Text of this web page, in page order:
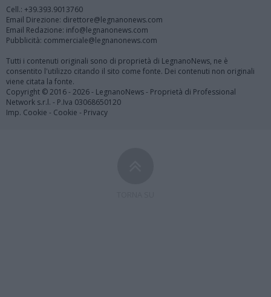
Cell.: +39.393.9013760
Email Direzione: direttore@legnanonews.com
Email Redazione: info@legnanonews.com
Pubblicità: commerciale@legnanonews.com
Tutti i contenuti originali sono di proprietà di LegnanoNews, ne è
consentito l'utilizzo citando il sito come fonte. Dei contenuti non originali
viene citata la fonte.
Copyright © 2016 - 2026 - LegnanoNews - Proprietà di Professional
Network s.r.l. - P.Iva 03068650120
Imp. Cookie - Cookie - Privacy